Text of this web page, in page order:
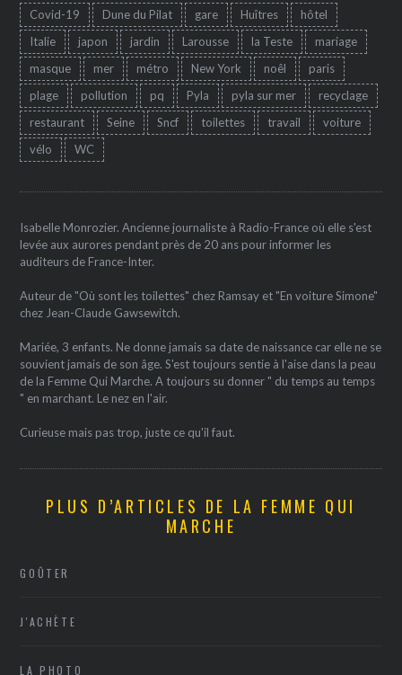
Covid-19
Dune du Pilat gare Huîtres
hôtel
Italie
japon jardin Larousse la Teste
mariage
masque
mer métro New York noêl
paris
plage
pollution pq Pyla pyla sur mer
recyclage
restaurant
Seine Sncf toilettes travail
voiture
vélo
WC
Isabelle Monrozier. Ancienne journaliste à Radio-France où elle s'est
levée aux aurores pendant près de 20 ans pour informer les
auditeurs de France-Inter.
Auteur de "Où sont les toilettes" chez Ramsay et "En voiture Simone"
chez Jean-Claude Gawsewitch.
Mariée, 3 enfants. Ne donne jamais sa date de naissance car elle ne se
souvient jamais de son âge. S'est toujours sentie à l'aise dans la peau
de la Femme Qui Marche. A toujours su donner " du temps au temps
" en marchant. Le nez en l'air.
Curieuse mais pas trop, juste ce qu'il faut.
PLUS D’ARTICLES DE LA FEMME QUI
MARCHE
GOÛTER
J'ACHÈTE
LA PHOTO